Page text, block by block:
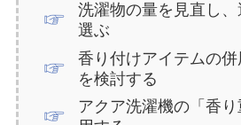
洗濯物の量を見直し
選ぶ
香り付けアイテムの
を検討する
アクア洗濯機の「香